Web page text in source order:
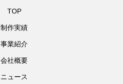
TOP
制作実績
事業紹介
会社概要
ニュース